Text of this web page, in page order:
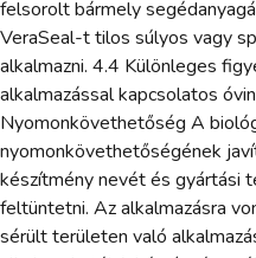
felsorolt bármely
VeraSeal-t tilos súlyos vagy
alkalmazni. 4.4 Különleges
alkalmazással kapcsolatos
Nyomonkövethetőség A
nyomonkövethetőségének
készítmény nevét és gyártási
feltüntetni. Az alkalmazásra
sérült területen való